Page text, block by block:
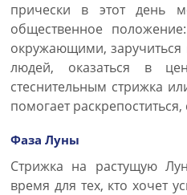
прически в этот день
общественное
окружающими,
людей, оказаться в
стеснительным стрижка
помогает раскрепоститься,
Фаза Луны
Стрижка на растущую
время для тех, кто хочет